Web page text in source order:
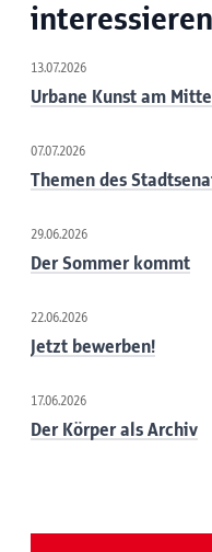
13.07.2026
Urbane Kunst am
07.07.2026
Themen des
29.06.2026
Der Sommer kommt
22.06.2026
Jetzt bewerben!
17.06.2026
Der Körper als Archiv